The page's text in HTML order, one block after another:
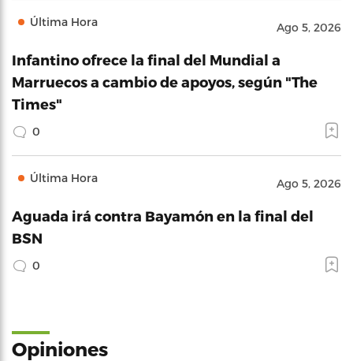
Última Hora Ago 5, 2026
Infantino ofrece la final del Mundial a
Marruecos a cambio de apoyos, según "The
Times"
0
Última Hora Ago 5, 2026
Aguada irá contra Bayamón en la final del
BSN
0
Opiniones